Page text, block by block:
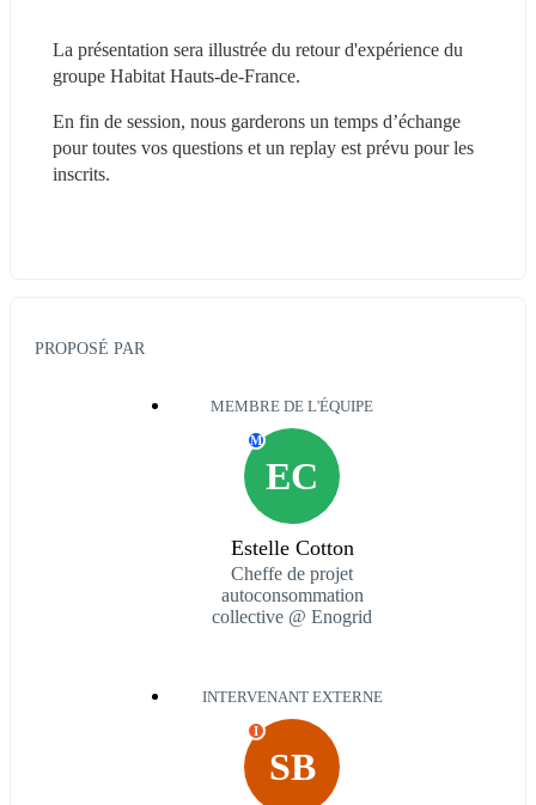
La présentation sera illustrée du retour d'expérience du
groupe Habitat Hauts-de-France.
En fin de session, nous garderons un temps d’échange
pour toutes vos questions et un replay est prévu pour les
inscrits.
PROPOSÉ PAR
MEMBRE DE L'ÉQUIPE
EC
M
Estelle Cotton
Cheffe de projet
autoconsommation
collective @ Enogrid
INTERVENANT EXTERNE
SB
I